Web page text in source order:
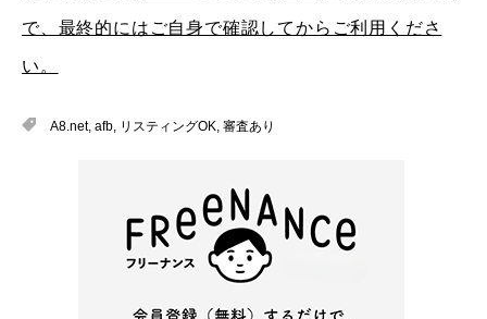
で、最終的にはご自身で確認してからご利用くださ
い。
A8.net, afb リスティングOK 審査あり